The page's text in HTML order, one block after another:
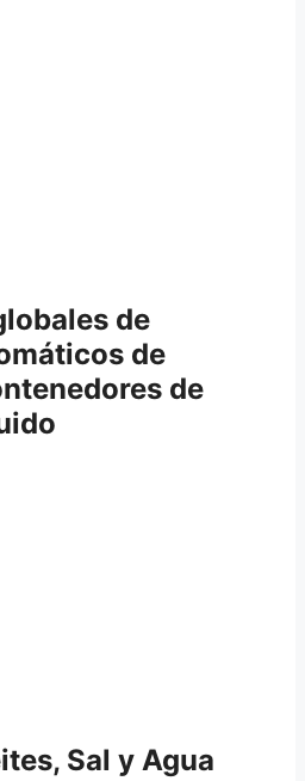
de
de
de
Sal y Agua